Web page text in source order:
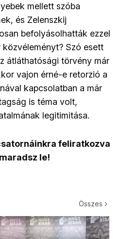
mellett szóba
és Zelenszkij
befolyásolhatták ezzel
Szó esett
átláthatósági törvény már
vajon érné-e retorzió a
kapcsolatban a már
is téma volt,
legitimitása.
feliratkozva
le!
Összes